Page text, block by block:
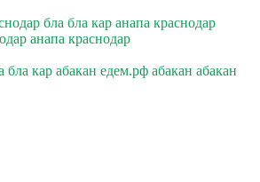
бла бла кар анапа краснодар
анапа краснодар
бла кар абакан едем.рф абакан абакан